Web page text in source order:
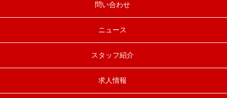
問い合わせ
ニュース
スタッフ紹介
求人情報